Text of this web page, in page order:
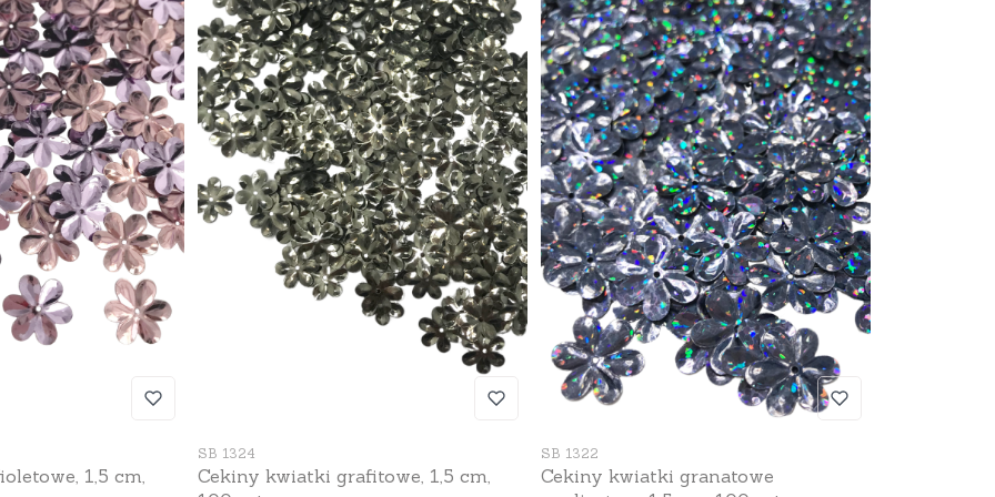
1,5 cm,
Kod produktu
SB 1324
Cekiny kwiatki grafitowe, 1,5 cm,
Kod produktu
SB 1322
Cekiny kwiatki granatowe